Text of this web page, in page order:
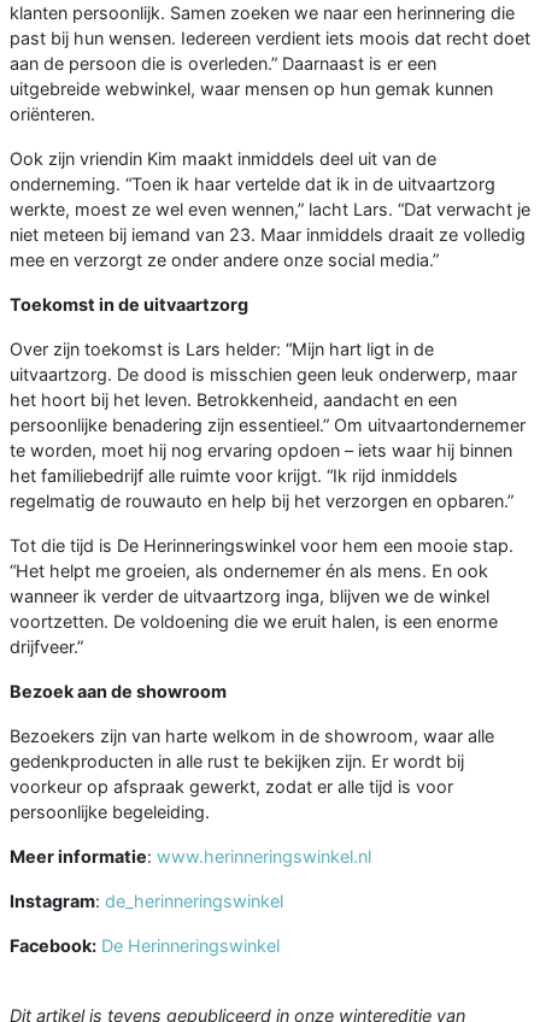
klanten persoonlijk. Samen zoeken we naar een herinnering die
past bij hun wensen. Iedereen verdient iets moois dat recht doet
aan de persoon die is overleden.” Daarnaast is er een
uitgebreide webwinkel, waar mensen op hun gemak kunnen
oriënteren.
Ook zijn vriendin Kim maakt inmiddels deel uit van de
onderneming. “Toen ik haar vertelde dat ik in de uitvaartzorg
werkte, moest ze wel even wennen,” lacht Lars. “Dat verwacht je
niet meteen bij iemand van 23. Maar inmiddels draait ze volledig
mee en verzorgt ze onder andere onze social media.”
Toekomst in de uitvaartzorg
Over zijn toekomst is Lars helder: “Mijn hart ligt in de
uitvaartzorg. De dood is misschien geen leuk onderwerp, maar
het hoort bij het leven. Betrokkenheid, aandacht en een
persoonlijke benadering zijn essentieel.” Om uitvaartondernemer
te worden, moet hij nog ervaring opdoen – iets waar hij binnen
het familiebedrijf alle ruimte voor krijgt. “Ik rijd inmiddels
regelmatig de rouwauto en help bij het verzorgen en opbaren.”
Tot die tijd is De Herinneringswinkel voor hem een mooie stap.
“Het helpt me groeien, als ondernemer én als mens. En ook
wanneer ik verder de uitvaartzorg inga, blijven we de winkel
voortzetten. De voldoening die we eruit halen, is een enorme
drijfveer.”
Bezoek aan de showroom
Bezoekers zijn van harte welkom in de showroom, waar alle
gedenkproducten in alle rust te bekijken zijn. Er wordt bij
voorkeur op afspraak gewerkt, zodat er alle tijd is voor
persoonlijke begeleiding.
Meer informatie: www.herinneringswinkel.nl
Instagram: de_herinneringswinkel
Facebook: De Herinneringswinkel
Dit artikel is tevens gepubliceerd in onze wintereditie van